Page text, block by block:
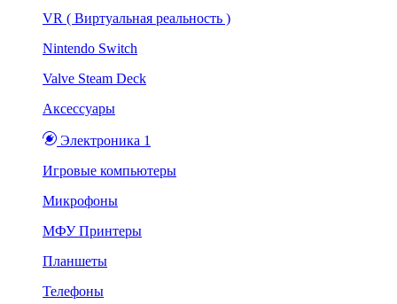
VR ( Виртуальная реальность )
Nintendo Switch
Valve Steam Deck
Аксессуары
Электроника 1
Игровые компьютеры
Микрофоны
МФУ Принтеры
Планшеты
Телефоны